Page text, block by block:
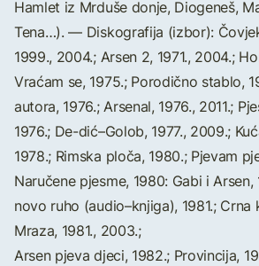
Hamlet iz Mrduše donje, Diogeneš,
Tena…). — Diskografija (izbor):
1999., 2004.; Arsen 2, 1971., 2004.;
Vraćam se, 1975.; Porodično stablo,
autora, 1976.; Arsenal, 1976., 2011.;
1976.; De-dić–Golob, 1977., 2009.;
1978.; Rimska ploča, 1980.; Pjevam
Naručene pjesme, 1980: Gabi i Arsen,
novo ruho (audio–knjiga), 1981.; Crna
Mraza, 1981., 2003.;
Arsen pjeva djeci, 1982.; Provincija,